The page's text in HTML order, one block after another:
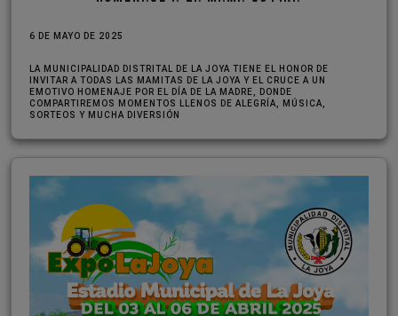
6 DE MAYO DE 2025
LA MUNICIPALIDAD DISTRITAL DE LA JOYA TIENE EL HONOR DE
INVITAR A TODAS LAS MAMITAS DE LA JOYA Y EL CRUCE A UN
EMOTIVO HOMENAJE POR EL DÍA DE LA MADRE, DONDE
COMPARTIREMOS MOMENTOS LLENOS DE ALEGRÍA, MÚSICA,
SORTEOS Y MUCHA DIVERSIÓN